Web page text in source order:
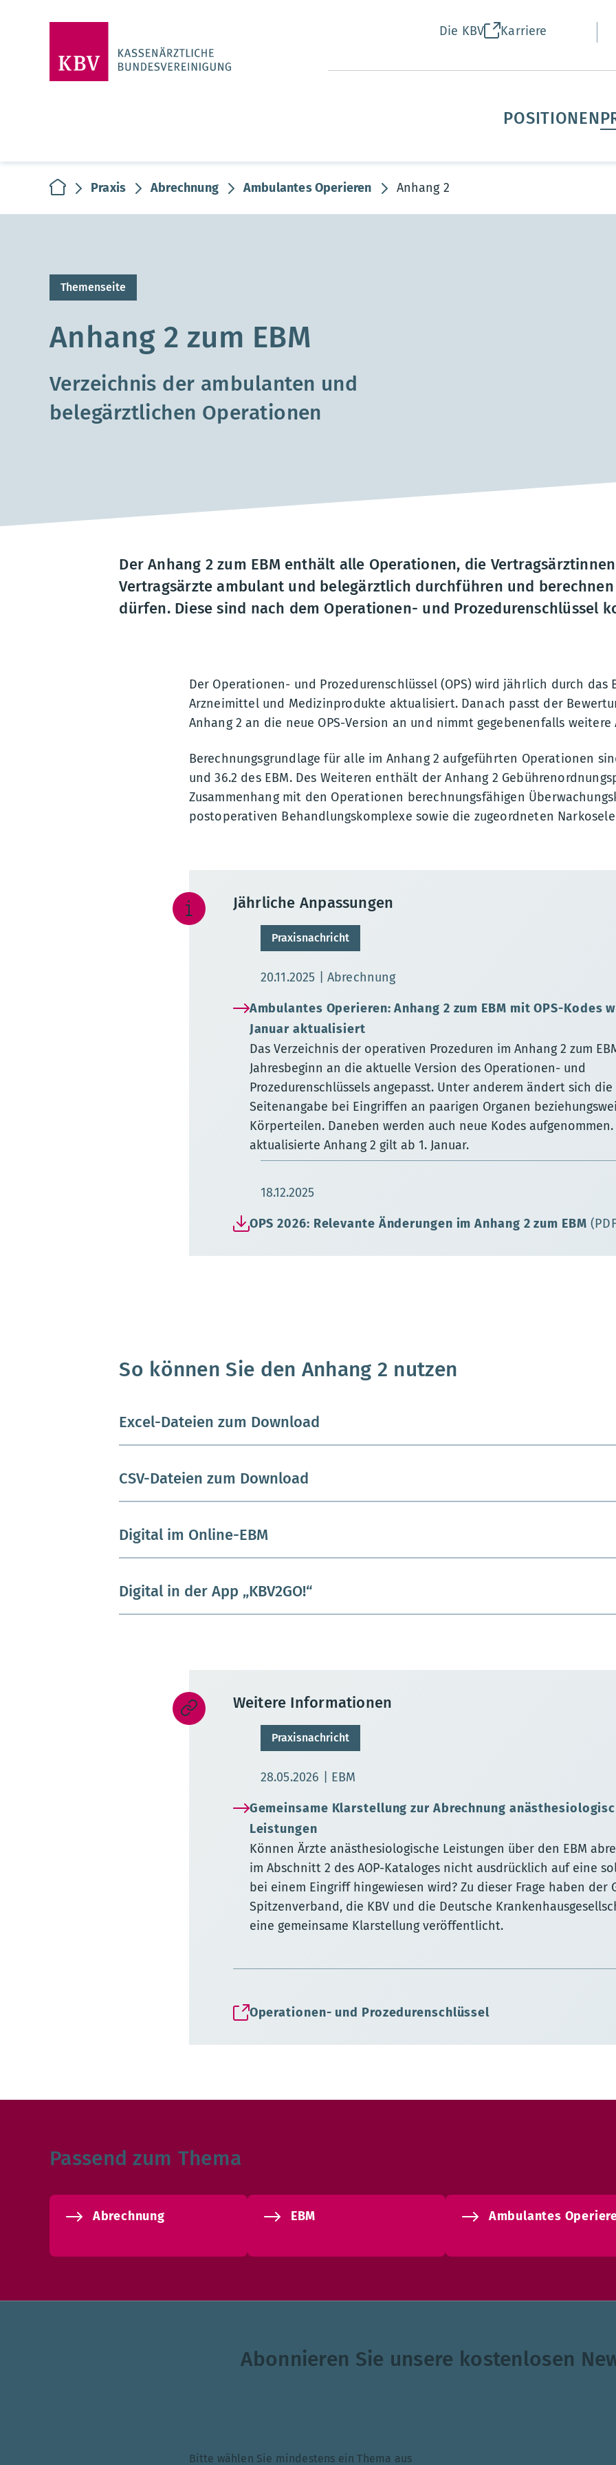
Die KBV Karriere
POSITIONEN
zur Startseite
Praxis Abrechnung Ambulantes Operieren Anhang 2
Themenseite
Anhang 2 zum EBM
Verzeichnis der ambulanten und
belegärztlichen Operationen
Der Anhang 2 zum EBM enthält alle Operationen, die
Vertragsärzte ambulant und belegärztlich durchführen und berechnen
dürfen. Diese sind nach dem Operationen- und Prozedurenschlüssel
Der Operationen- und Prozedurenschlüssel (OPS) wird jährlich durch
Arzneimittel und Medizinprodukte aktualisiert. Danach passt der
Anhang 2 an die neue OPS-Version an und nimmt gegebenenfalls weitere
Berechnungsgrundlage für alle im Anhang 2 aufgeführten Operationen
und 36.2 des EBM. Des Weiteren enthält der Anhang 2
Zusammenhang mit den Operationen berechnungsfähigen
postoperativen Behandlungskomplexe sowie die zugeordneten
Jährliche Anpassungen
Praxisnachricht
Aktualisierungsdatum:
20.11.2025 Abrechnung
Ambulantes Operieren: Anhang 2 zum EBM mit OPS-Kodes
Januar aktualisiert
Das Verzeichnis der operativen Prozeduren im Anhang 2 zum
Jahresbeginn an die aktuelle Version des Operationen- und
Prozedurenschlüssels angepasst. Unter anderem ändert sich die
Seitenangabe bei Eingriffen an paarigen Organen
Körperteilen. Daneben werden auch neue Kodes aufgenommen.
aktualisierte Anhang 2 gilt ab 1. Januar.
Aktualisierungsdatum:
18.12.2025
OPS 2026: Relevante Änderungen im Anhang 2 zum EBM
So können Sie den Anhang 2 nutzen
Excel-Dateien zum Download
CSV-Dateien zum Download
Digital im Online-EBM
Digital in der App „KBV2GO!“
Weitere Informationen
Praxisnachricht
Aktualisierungsdatum:
28.05.2026 EBM
Gemeinsame Klarstellung zur Abrechnung
Leistungen
Können Ärzte anästhesiologische Leistungen über den EBM
im Abschnitt 2 des AOP-Kataloges nicht ausdrücklich auf eine
bei einem Eingriff hingewiesen wird? Zu dieser Frage haben der
Spitzenverband, die KBV und die Deutsche
eine gemeinsame Klarstellung veröffentlicht.
Operationen- und Prozedurenschlüssel
Passend zum Thema
Abrechnung EBM Ambulantes
Abonnieren Sie unsere kostenlosen
Bitte wählen Sie mindestens ein Thema aus